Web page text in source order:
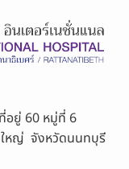
อยู่ 60 หมู่ที่ 6
ใหญ่ จังหวัดนนทบุรี